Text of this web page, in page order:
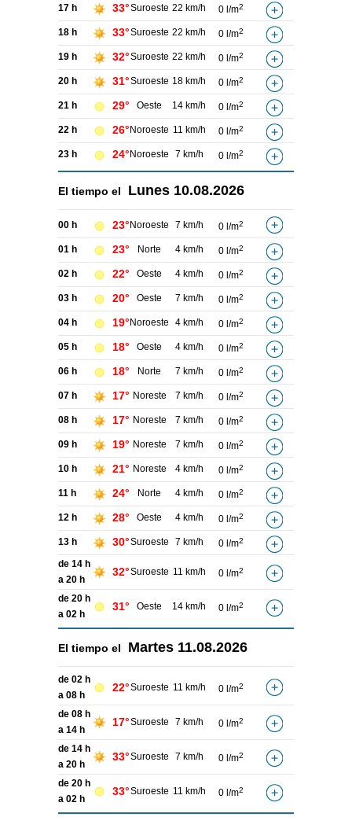
17 h 33°Suroeste 22 km/h 0 l/m2
18 h 33°Suroeste 22 km/h 0 l/m2
19 h 32°Suroeste 22 km/h 0 l/m2
20 h 31°Suroeste 18 km/h 0 l/m2
21 h 29° Oeste 14 km/h 0 l/m2
22 h 26° Noroeste 11 km/h 0 l/m2
23 h 24° Noroeste 7 km/h 0 l/m2
El tiempo el Lunes 10.08.2026
00 h 23° Noroeste 7 km/h 0 l/m2
01 h 23° Norte 4 km/h 0 l/m2
02 h 22° Oeste 4 km/h 0 l/m2
03 h 20° Oeste 7 km/h 0 l/m2
04 h 19° Noroeste 4 km/h 0 l/m2
05 h 18° Oeste 4 km/h 0 l/m2
06 h 18° Norte 7 km/h 0 l/m2
07 h 17° Noreste 7 km/h 0 l/m2
08 h 17° Noreste 7 km/h 0 l/m2
09 h 19° Noreste 7 km/h 0 l/m2
10 h 21° Noreste 4 km/h 0 l/m2
11 h 24° Norte 4 km/h 0 l/m2
12 h 28° Oeste 4 km/h 0 l/m2
13 h 30°Suroeste 7 km/h 0 l/m2
de 14 h
a 20 h
32°Suroeste 11 km/h 0 l/m2
de 20 h
a 02 h
31° Oeste 14 km/h 0 l/m2
El tiempo el Martes 11.08.2026
de 02 h
a 08 h
22°Suroeste 11 km/h 0 l/m2
de 08 h
a 14 h
17°Suroeste 7 km/h 0 l/m2
de 14 h
a 20 h
33°Suroeste 7 km/h 0 l/m2
de 20 h
a 02 h
33°Suroeste 11 km/h 0 l/m2